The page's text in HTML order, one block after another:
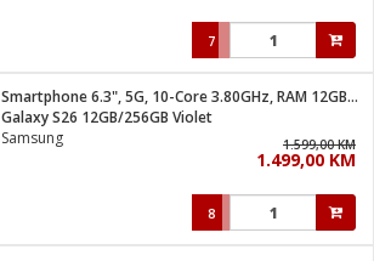
7
Smartphone 6.3", 5G, 10-Core 3.80GHz, RAM 12GB, 50Mpixel
Galaxy S26 12GB/256GB Violet
Samsung
1.599,00 KM
1.499,00 KM
8